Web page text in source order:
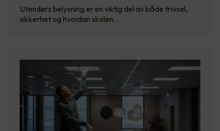
Utendørs belysning er en viktig del av både trivsel,
sikkerhet og hvordan skolen…